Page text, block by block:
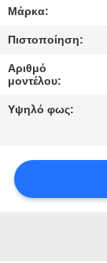
SITEMAP
POLICY
Μάρκα:
Πιστοποίηση:
Αριθμό
μοντέλου:
Υψηλό φως: